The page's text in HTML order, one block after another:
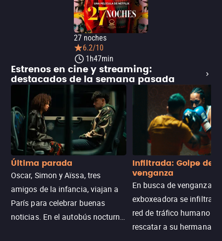
27 noches
6.2/10
1h47min
Estrenos en cine y streaming:
destacados de la semana pasada
Última parada
Oscar, Simon y Aïssa, tres
amigos de la infancia, viajan a
París para celebrar buenas
noticias. En el autobús nocturno
Infiltrada: Golpe de
venganza
En busca de venganza,
exboxeadora se infiltra
red de tráfico humano
rescatar a su hermana